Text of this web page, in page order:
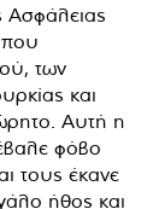
Ασφάλειας
που
των
και
Αυτή η
φόβο
τους έκανε
ήθος και